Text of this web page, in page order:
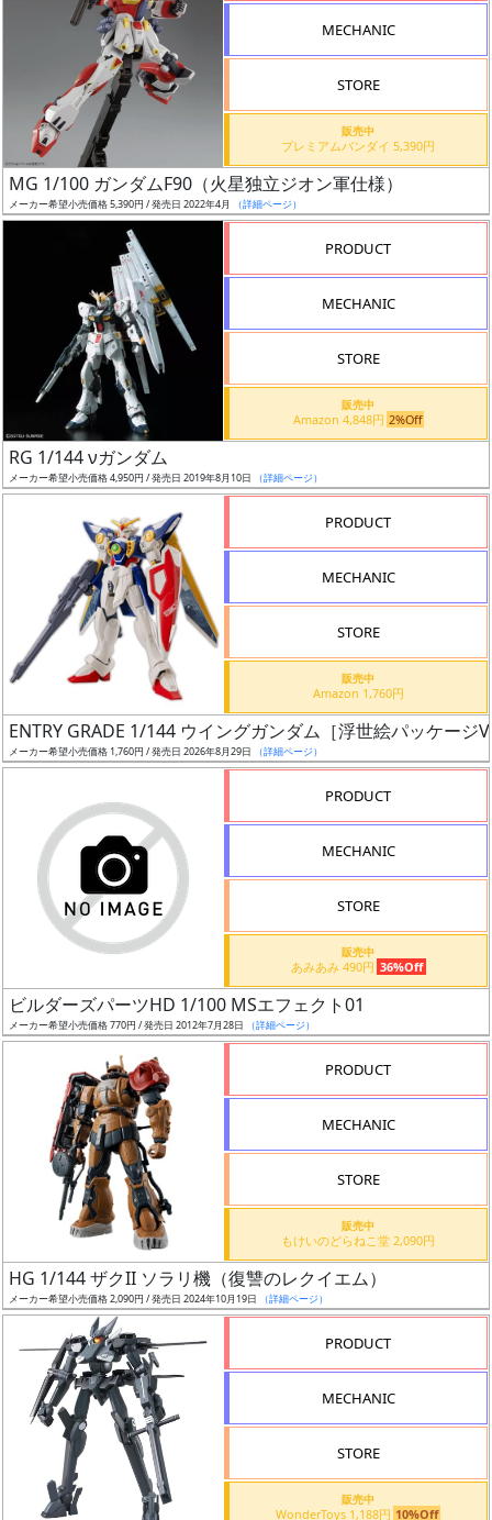
グ
レ
ル
シ
ー
ズ・
況
売
抽
選
MECHANIC
STORE
販売中
プレミアムバンダイ 5,390円
MG 1/100 ガンダムF90（火星独立ジオン軍仕様）
メーカー希望小売価格 5,390円 / 発売日 2022年4月 （詳細ページ）
PRODUCT
MECHANIC
STORE
販売中
Amazon 4,848円 2%Off
RG 1/144 νガンダム
メーカー希望小売価格 4,950円 / 発売日 2019年8月10日 （詳細ページ）
PRODUCT
MECHANIC
STORE
販売中
Amazon 1,760円
ENTRY GRADE 1/144 ウイングガンダム［浮世絵パッケージ
メーカー希望小売価格 1,760円 / 発売日 2026年8月29日 （詳細ページ）
PRODUCT
MECHANIC
STORE
販売中
あみあみ 490円 36%Off
ビルダーズパーツHD 1/100 MSエフェクト01
メーカー希望小売価格 770円 / 発売日 2012年7月28日 （詳細ページ）
PRODUCT
MECHANIC
STORE
販売中
もけいのどらねこ堂 2,090円
HG 1/144 ザクII ソラリ機（復讐のレクイエム）
メーカー希望小売価格 2,090円 / 発売日 2024年10月19日 （詳細ページ）
PRODUCT
MECHANIC
STORE
販売中
WonderToys 1,188円 10%Off